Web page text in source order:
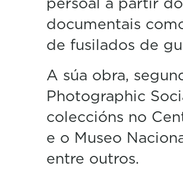
documentais
de fusilados de
A súa obra,
Photographic
coleccións no
e o Museo
entre outros.